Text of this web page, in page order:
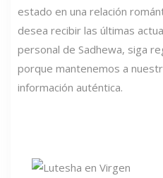
estado en una relación
desea recibir las últimas
personal de Sadhewa, siga
porque mantenemos a
información auténtica.